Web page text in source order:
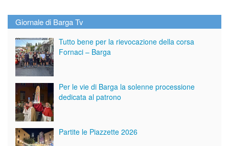
Giornale di Barga Tv
Tutto bene per la rievocazione della corsa
Fornaci – Barga
Per le vie di Barga la solenne processione
dedicata al patrono
Partite le Piazzette 2026